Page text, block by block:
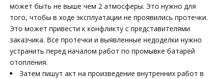
может быть не выше чем 2 атмосферы. Это нужно для
того, чтобы в ходе эксплуатации не проявились протечки.
Это может привести к конфликту с представителями
заказчика. Все протечки и выявленные недоделки нужно
устранить перед началом работ по промывке батарей
отопления.
Затем пишут акт на произведение внутренних работ в